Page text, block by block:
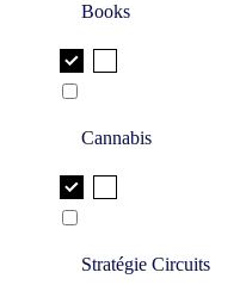
Books
Cannabis
Stratégie Circuits